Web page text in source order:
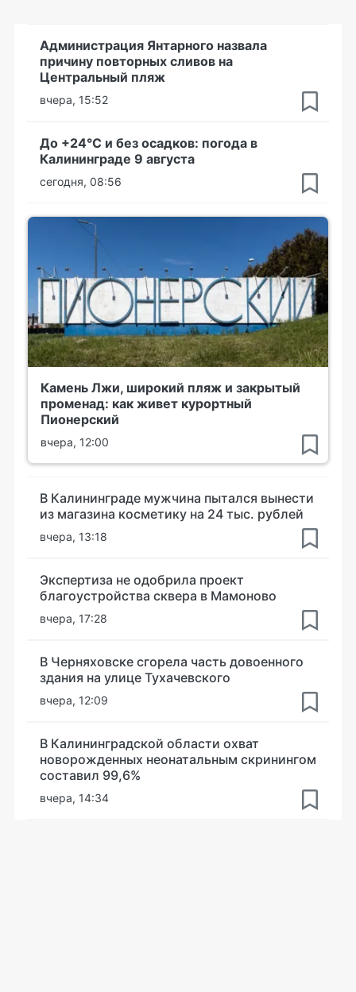
Администрация Янтарного назвала
причину повторных сливов на
Центральный пляж
вчера, 15:52
До +24°С и без осадков: погода в
Калининграде 9 августа
сегодня, 08:56
Камень Лжи, широкий пляж и закрытый
променад: как живет курортный
Пионерский
вчера, 12:00
В Калининграде мужчина пытался вынести
из магазина косметику на 24 тыс. рублей
вчера, 13:18
Экспертиза не одобрила проект
благоустройства сквера в Мамоново
вчера, 17:28
В Черняховске сгорела часть довоенного
здания на улице Тухачевского
вчера, 12:09
В Калининградской области охват
новорожденных неонатальным скринингом
составил 99,6%
вчера, 14:34